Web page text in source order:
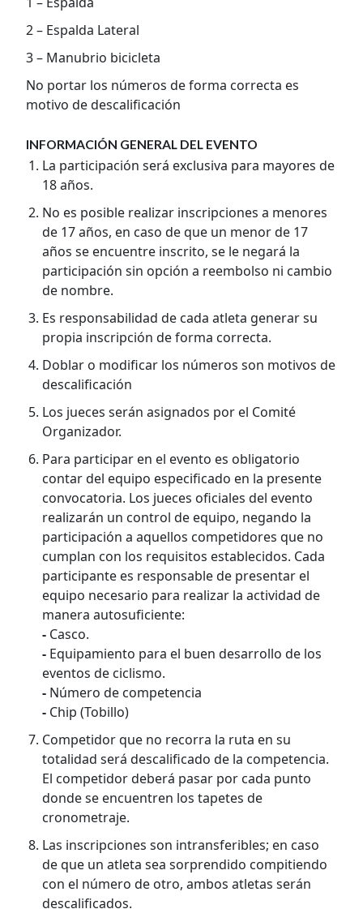
2 – Espalda Lateral
3 – Manubrio bicicleta
No portar los números de forma correcta es
motivo de descalificación
INFORMACIÓN GENERAL DEL EVENTO
La participación será exclusiva para mayores de
18 años.
No es posible realizar inscripciones a menores
de 17 años, en caso de que un menor de 17
años se encuentre inscrito, se le negará la
participación sin opción a reembolso ni cambio
de nombre.
Es responsabilidad de cada atleta generar su
propia inscripción de forma correcta.
Doblar o modificar los números son motivos de
descalificación
Los jueces serán asignados por el Comité
Organizador.
Para participar en el evento es obligatorio
contar del equipo especificado en la presente
convocatoria. Los jueces oficiales del evento
realizarán un control de equipo, negando la
participación a aquellos competidores que no
cumplan con los requisitos establecidos. Cada
participante es responsable de presentar el
equipo necesario para realizar la actividad de
manera autosuficiente:
- Casco.
- Equipamiento para el buen desarrollo de los
eventos de ciclismo.
- Número de competencia
- Chip (Tobillo)
Competidor que no recorra la ruta en su
totalidad será descalificado de la competencia.
El competidor deberá pasar por cada punto
donde se encuentren los tapetes de
cronometraje.
Las inscripciones son intransferibles; en caso
de que un atleta sea sorprendido compitiendo
con el número de otro, ambos atletas serán
descalificados.